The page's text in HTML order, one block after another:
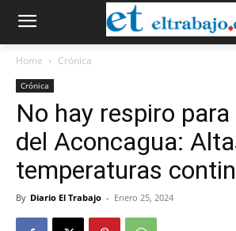
Home Crónica
Crónica
No hay respiro para
del Aconcagua:
temperaturas
By Diario El Trabajo - Enero 25, 2024